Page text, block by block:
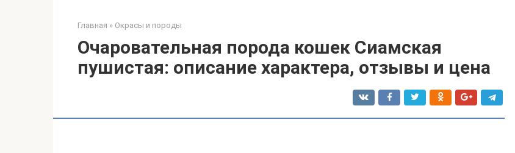
Главная » Окрасы и породы
Очаровательная порода кошек Сиамская
пушистая: описание характера, отзывы и цена